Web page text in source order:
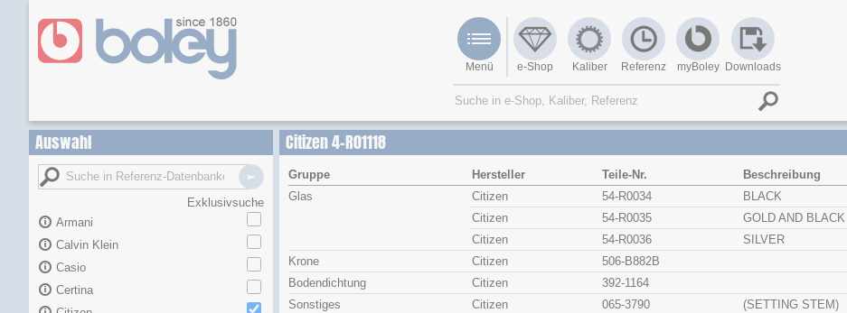
Menü e-Shop Kaliber Referenz myBoley Downloads
Auswahl
Exklusivsuche
Armani
Calvin Klein
Casio
Certina
Citizen 4-R01118
Gruppe Hersteller Teile-Nr. Beschreibung
Glas
Citizen 54-R0034 BLACK
Citizen
54-R0035 GOLD AND BLACK
Citizen
54-R0036 SILVER
Krone
Citizen 506-B882B
Bodendichtung
Citizen 392-1164
Sonstiges
Citizen 065-3790 (SETTING STEM)